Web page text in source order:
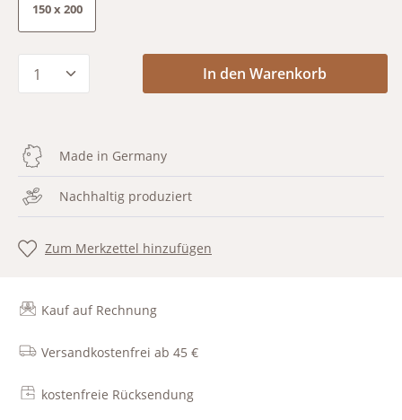
150 x 200
Produkt Anzahl: Gib den gewünschten
In den Warenkorb
Made in Germany
Nachhaltig produziert
Zum Merkzettel hinzufügen
Kauf auf Rechnung
Versandkostenfrei ab 45 €
kostenfreie Rücksendung